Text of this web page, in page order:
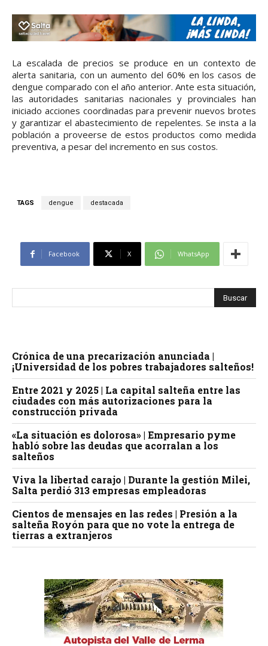
La escalada de precios se produce en un contexto de
alerta sanitaria, con un aumento del 60% en los casos de
dengue comparado con el año anterior. Ante esta situación,
las autoridades sanitarias nacionales y provinciales han
iniciado acciones coordinadas para prevenir nuevos brotes
y garantizar el abastecimiento de repelentes. Se insta a la
población a proveerse de estos productos como medida
preventiva, a pesar del incremento en sus costos.
TAGS dengue destacada
Facebook X WhatsApp
Crónica de una precarización anunciada |
¡Universidad de los pobres trabajadores salteños!
Entre 2021 y 2025 | La capital salteña entre las
ciudades con más autorizaciones para la
construcción privada
«La situación es dolorosa» | Empresario pyme
habló sobre las deudas que acorralan a los
salteños
Viva la libertad carajo | Durante la gestión Milei,
Salta perdió 313 empresas empleadoras
Cientos de mensajes en las redes | Presión a la
salteña Royón para que no vote la entrega de
tierras a extranjeros